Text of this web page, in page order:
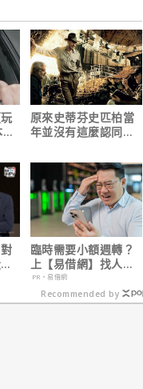
原來史蒂芬史匹柏當
年並沒有這麼認同
晶骷髏王國】？
臨時需要小額週轉？
上【易借網】找人
幫！資金快速到位
PR・易借網
Recommended by